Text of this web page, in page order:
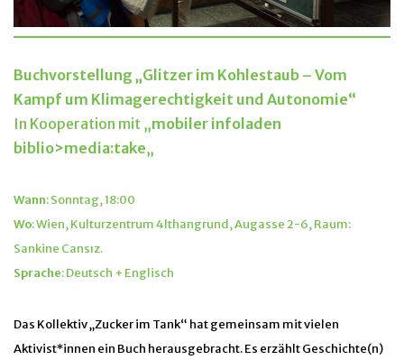
Buchvorstellung „Glitzer im Kohlestaub – Vom
Kampf um Klimagerechtigkeit und Autonomie“
In Kooperation mit „mobiler infoladen
biblio>media:take„
Wann: Sonntag, 18:00
Wo: Wien, Kulturzentrum 4lthangrund, Augasse 2-6, Raum:
Sankine Cansız.
Sprache: Deutsch + Englisch
Das Kollektiv „Zucker im Tank“ hat gemeinsam mit vielen
Aktivist*innen ein Buch herausgebracht. Es erzählt Geschichte(n)